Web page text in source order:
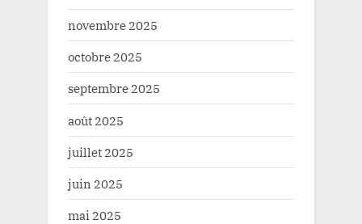
novembre 2025
octobre 2025
septembre 2025
août 2025
juillet 2025
juin 2025
mai 2025